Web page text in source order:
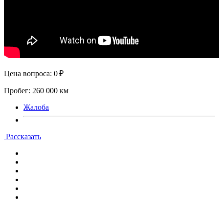
Цена вопроса: 0 ₽
Пробег: 260 000 км
Жалоба
Рассказать